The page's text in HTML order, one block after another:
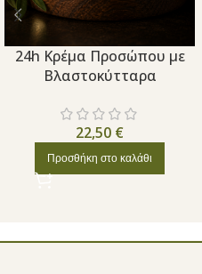
24h Κρέμα Προσώπου με
Βλαστοκύτταρα
22,50 €
Προσθήκη στο καλάθι